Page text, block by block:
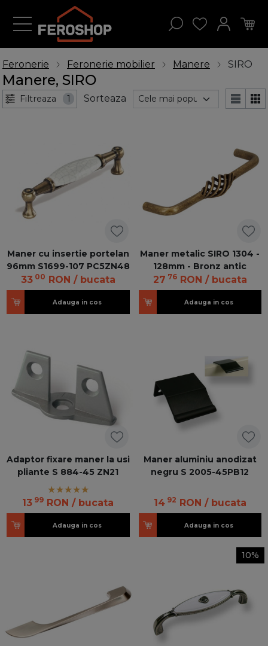
Feronerie Feronerie mobilier Manere SIRO
Manere, SIRO
Filtreaza 1 Sorteaza
Maner cu insertie portelan
96mm S1699-107 PC5ZN48
33 00 RON / bucata
Adauga in cos
Maner metalic SIRO 1304 -
128mm - Bronz antic
27 76 RON / bucata
Adauga in cos
Adaptor fixare maner la usi
pliante S 884-45 ZN21
13 99 RON / bucata
Adauga in cos
Maner aluminiu anodizat
negru S 2005-45PB12
14 92 RON / bucata
Adauga in cos
10%